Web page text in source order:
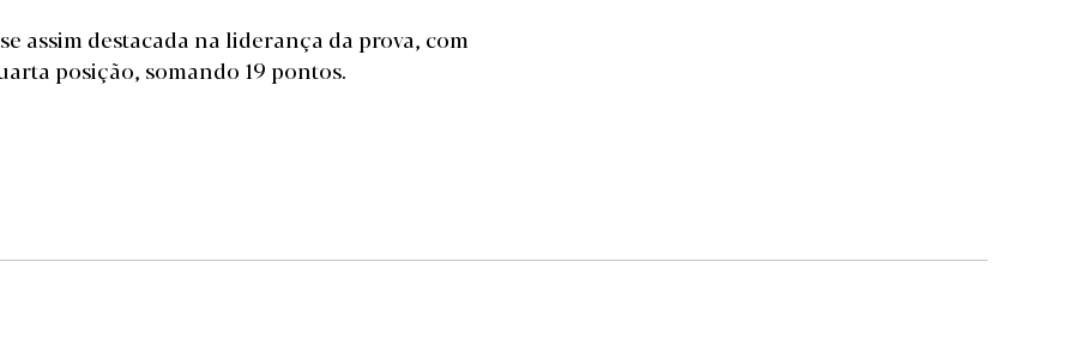
assim destacada na liderança da prova, com
posição, somando 19 pontos.